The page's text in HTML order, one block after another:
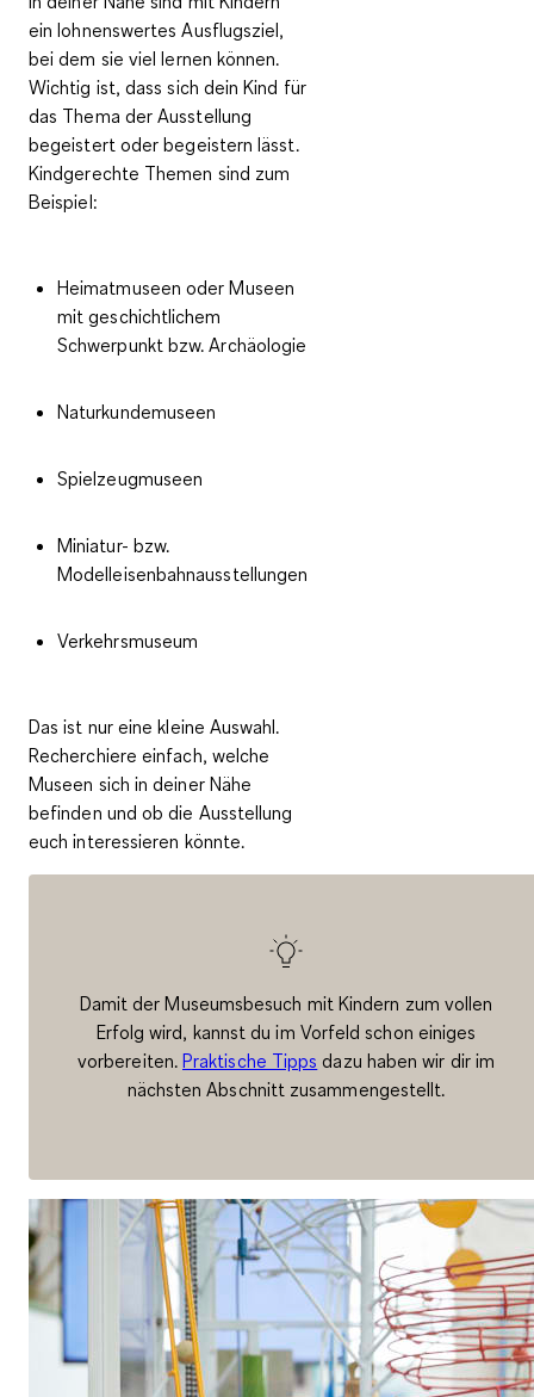
ein lohnenswertes Ausflugsziel,
bei dem sie viel lernen können.
Wichtig ist,dass sich dein Kind für
das Thema der Ausstellung
begeistert oder begeistern lässt.
Kindgerechte Themen sind zum
Beispiel:
Heimatmuseen oder Museen
mit geschichtlichem
Schwerpunkt bzw. Archäologie
Naturkundemuseen
Spielzeugmuseen
Miniatur- bzw.
Modelleisenbahnausstellungen
Verkehrsmuseum
Das ist nur eine kleine Auswahl.
Recherchiere einfach, welche
Museen sich in deiner Nähe
befinden und ob die Ausstellung
euch interessieren könnte.
Damit der Museumsbesuch mit Kindern zum vollen
Erfolg wird, kannst du im Vorfeld schon einiges
vorbereiten. Praktische Tipps dazu haben wir dir im
nächsten Abschnitt zusammengestellt.